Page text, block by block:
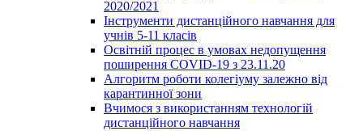
2020/2021
Інструменти дистанційного навчання для
учнів 5-11 класів
Освітній процес в умовах недопущення
поширення COVID-19 з 23.11.20
Алгоритм роботи колегіуму залежно від
карантинної зони
Вчимося з використанням технологій
дистанційного навчання